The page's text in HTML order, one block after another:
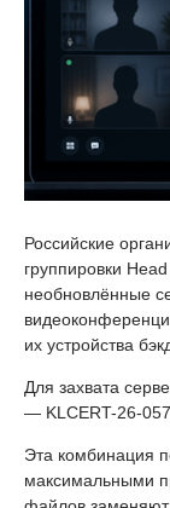
Российские
группировки
необновлённые
их устройства
Для захвата
— KLCERT-26-
Эта комбинация
максимальными